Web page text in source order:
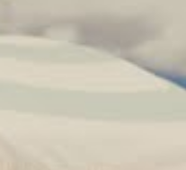
Taj Gibson,
York et il va falloir
sera
Dans le
pour intégrer le cinq